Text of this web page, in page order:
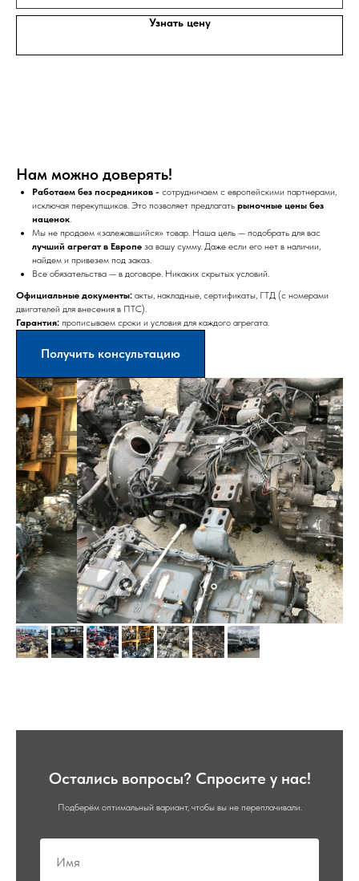
Узнать цену
Нам можно доверять!
Работаем без посредников - сотрудничаем с европейскими партнерами,
исключая перекупщиков. Это позволяет предлагать рыночные цены без
наценок.
Мы не продаем «залежавшийся» товар. Наша цель — подобрать для вас
лучший агрегат в Европе за вашу сумму. Даже если его нет в наличии,
найдем и привезем под заказ.
Все обязательства — в договоре. Никаких скрытых условий.
Официальные документы: акты, накладные, сертификаты, ГТД (с номерами
двигателей для внесения в ПТС).
Гарантия: прописываем сроки и условия для каждого агрегата.
Получить консультацию
Остались вопросы? Спросите у нас!
Подберём оптимальный вариант, чтобы вы не переплачивали.